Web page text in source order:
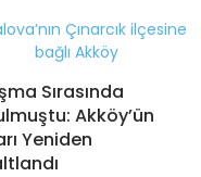
Sırasında
Akköy’ün
Yeniden